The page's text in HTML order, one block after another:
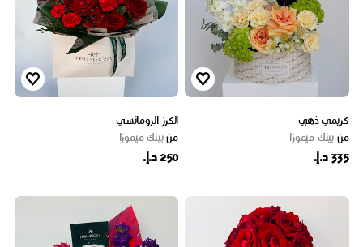
كريمي ذهبي
من بينك ميموزا
335 د.إ.
الكرز الرومانسي
منبينك ميموزا
250 د.إ.